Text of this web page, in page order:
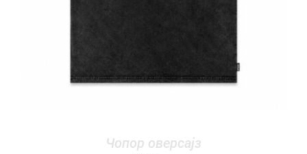
Чопор оверсајз